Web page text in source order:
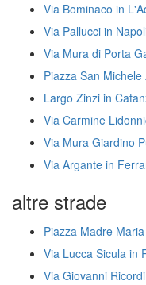
Via Bominaco in
Via Pallucci in
Via Mura di Porta
Piazza San
Largo Zinzi in
Via Carmine
Via Mura Giardino
Via Argante in
altre strade
Piazza Madre
Via Lucca Sicula in
Via Giovanni